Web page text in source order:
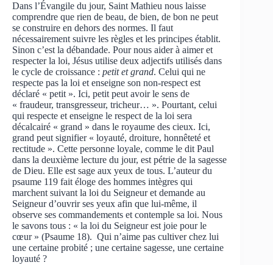
Dans l’Évangile du jour, Saint Mathieu nous laisse
comprendre que rien de beau, de bien, de bon ne peut
se construire en dehors des normes. Il faut
nécessairement suivre les règles et les principes établit.
Sinon c’est la débandade. Pour nous aider à aimer et
respecter la loi, Jésus utilise deux adjectifs utilisés dans
le cycle de croissance : petit et grand. Celui qui ne
respecte pas la loi et enseigne son non-respect est
déclaré « petit ». Ici, petit peut avoir le sens de
« fraudeur, transgresseur, tricheur… ». Pourtant, celui
qui respecte et enseigne le respect de la loi sera
décalcairé « grand » dans le royaume des cieux. Ici,
grand peut signifier « loyauté, droiture, honnêteté et
rectitude ». Cette personne loyale, comme le dit Paul
dans la deuxième lecture du jour, est pétrie de la sagesse
de Dieu. Elle est sage aux yeux de tous. L’auteur du
psaume 119 fait éloge des hommes intègres qui
marchent suivant la loi du Seigneur et demande au
Seigneur d’ouvrir ses yeux afin que lui-même, il
observe ses commandements et contemple sa loi. Nous
le savons tous : « la loi du Seigneur est joie pour le
cœur » (Psaume 18). Qui n’aime pas cultiver chez lui
une certaine probité ; une certaine sagesse, une certaine
loyauté ?